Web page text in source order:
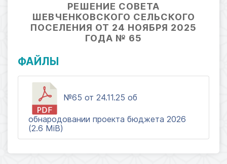
РЕШЕНИЕ СОВЕТА
ШЕВЧЕНКОВСКОГО СЕЛЬСКОГО
ПОСЕЛЕНИЯ ОТ 24 НОЯБРЯ 2025
ГОДА № 65
ФАЙЛЫ
№65 от 24.11.25 об
обнародовании проекта бюджета 2026
(2.6 MiB)